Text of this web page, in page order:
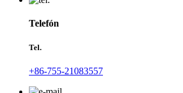
Telefón
Tel.
+86-755-21083557